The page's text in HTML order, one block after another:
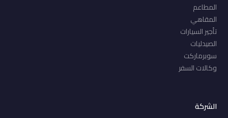
المطاعم
المقاهي
تأجير السيارات
الصيدليات
سوبرماركت
وكالات السفر
الشركة